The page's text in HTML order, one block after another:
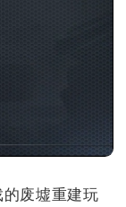
废墟重建玩